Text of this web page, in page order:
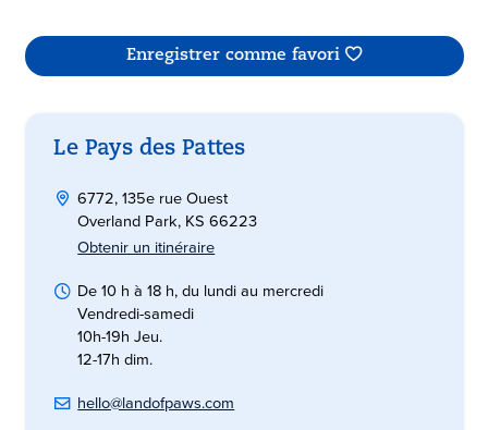
Enregistrer comme favori
Le Pays des Pattes
6772, 135e rue Ouest
Overland Park, KS 66223
Obtenir un itinéraire
De 10 h à 18 h, du lundi au mercredi
Vendredi-samedi
10h-19h Jeu.
12-17h dim.
hello@landofpaws.com